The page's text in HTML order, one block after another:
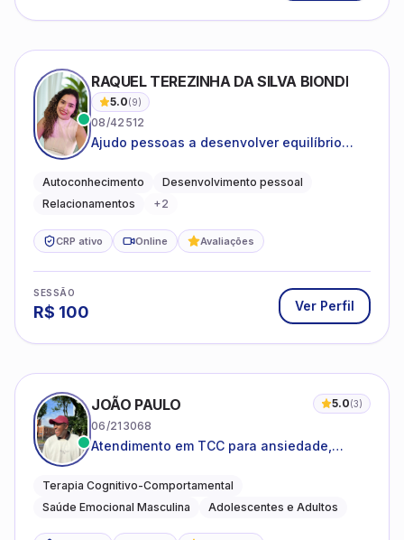
RAQUEL TEREZINHA DA SILVA BIONDI
5.0(9)
08/42512
Ajudo pessoas a desenvolver equilíbrio
Autoconhecimento
Desenvolvimento pessoal
Relacionamentos
+2
CRP ativo Online Avaliações
SESSÃO
R$ 100 Ver Perfil
JOÃO PAULO 5.0(3)
06/213068
Atendimento em TCC para ansiedade,
emocional
Terapia Cognitivo-Comportamental
Saúde Emocional Masculina
Adolescentes e Adultos